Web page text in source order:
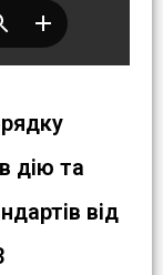
дію та
від